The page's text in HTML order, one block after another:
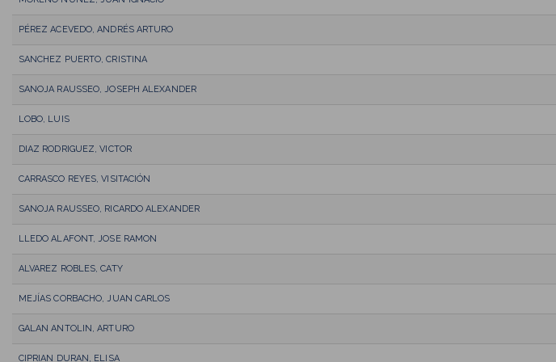
PÉREZ ACEVEDO, ANDRÉS ARTURO
SANCHEZ PUERTO, CRISTINA
SANOJA RAUSSEO, JOSEPH ALEXANDER
LOBO, LUIS
DIAZ RODRIGUEZ, VICTOR
CARRASCO REYES, VISITACIÓN
SANOJA RAUSSEO, RICARDO ALEXANDER
LLEDO ALAFONT, JOSE RAMON
ALVAREZ ROBLES, CATY
MEJÍAS CORBACHO, JUAN CARLOS
GALAN ANTOLIN, ARTURO
CIPRIAN DURAN, ELISA